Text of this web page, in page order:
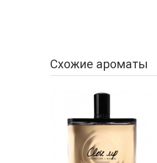
Схожие ароматы